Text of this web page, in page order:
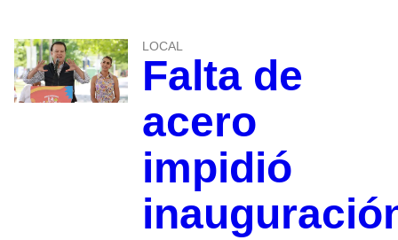
LOCAL
Falta de
acero
impidió